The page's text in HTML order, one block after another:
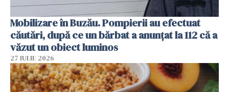
Mobilizare în Buzău. Pompierii au efectuat
căutări, după ce un bărbat a anunțat la 112 că a
văzut un obiect luminos
27 IULIE 2026